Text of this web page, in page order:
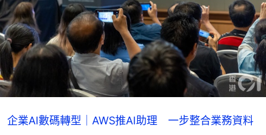
企業AI數碼轉型｜AWS推AI助理 一步整合業務資料